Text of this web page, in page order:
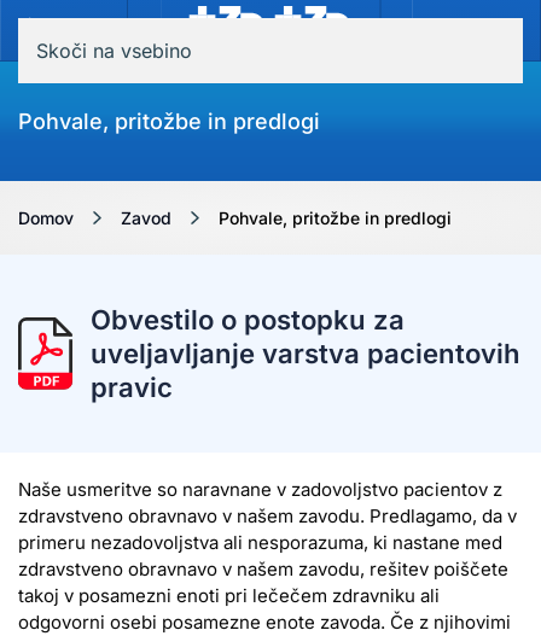
Skoči na vsebino
Pohvale, pritožbe in predlogi
Domov Zavod Pohvale, pritožbe in predlogi
Obvestilo o postopku za
uveljavljanje varstva pacientovih
pravic
Naše usmeritve so naravnane v zadovoljstvo pacientov z
zdravstveno obravnavo v našem zavodu. Predlagamo, da v
primeru nezadovoljstva ali nesporazuma, ki nastane med
zdravstveno obravnavo v našem zavodu, rešitev poiščete
takoj v posamezni enoti pri lečečem zdravniku ali
odgovorni osebi posamezne enote zavoda. Če z njihovimi